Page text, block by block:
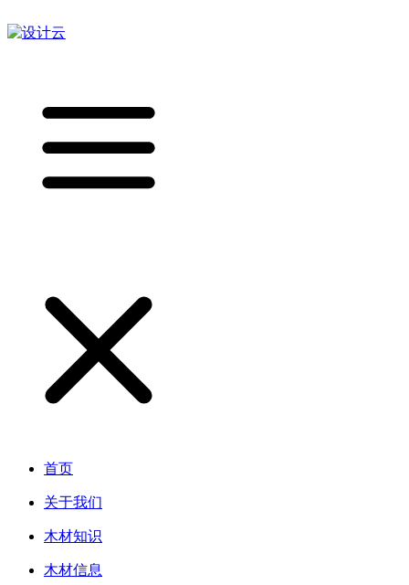
首页
关于我们
木材知识
木材信息